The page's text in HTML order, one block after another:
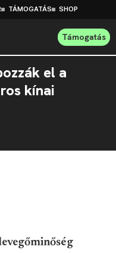
TÁMOGATÁS SHOP
Támogatás
el a
kínai